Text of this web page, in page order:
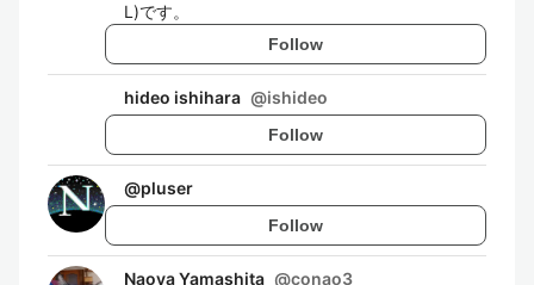
L)です。
Follow
hideo ishihara @ishideo
Follow
@pluser
Follow
Naoya Yamashita @conao3